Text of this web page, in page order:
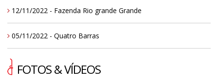
12/11/2022 - Fazenda Rio grande Grande
05/11/2022 - Quatro Barras
FOTOS & VÍDEOS